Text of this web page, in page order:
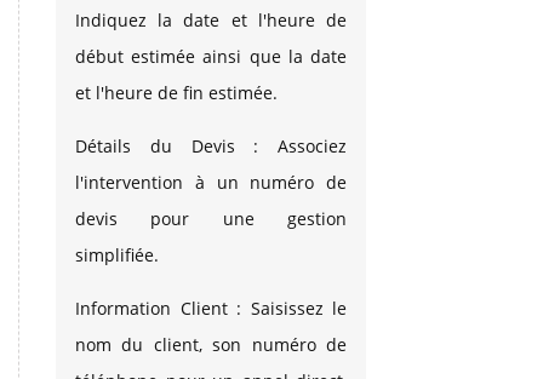
Indiquez la date et l'heure de
début estimée ainsi que la date
et l'heure de fin estimée.
Détails du Devis : Associez
l'intervention à un numéro de
devis pour une gestion
simplifiée.
Information Client : Saisissez le
nom du client, son numéro de